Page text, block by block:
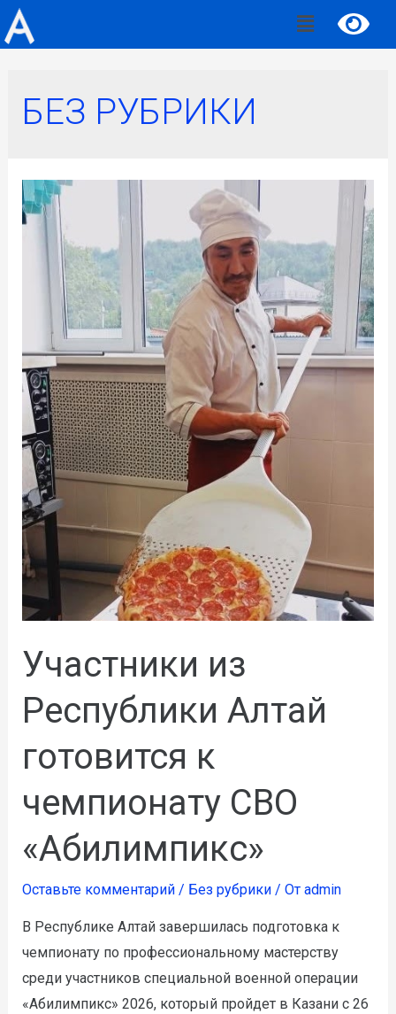
БЕЗ РУБРИКИ
Участники из
Республики Алтай
готовится к
чемпионату СВО
«Абилимпикс»
Оставьте комментарий / Без рубрики/ От admin
В Республике Алтай завершилась подготовка к
чемпионату по профессиональному мастерству
среди участников специальной военной операции
«Абилимпикс» 2026, который пройдет в Казани с 26